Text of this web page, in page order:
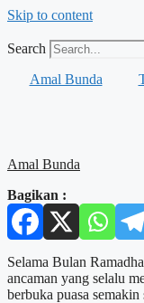
Skip to content
Search
Amal Bunda
Amal Bunda
Bagikan :
Selama Bulan
ancaman yang selalu
berbuka puasa